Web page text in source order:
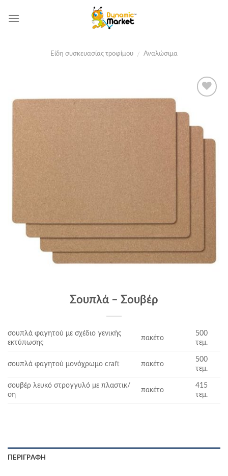
Είδη συσκευασίας τροφίμου / Αναλώσιμα
Add to
Σουπλά – Σουβέρ
σουπλά φαγητού με σχέδιο γενικής
εκτύπωσης
πακέτο
500
τεμ.
σουπλά φαγητού μονόχρωμο craft πακέτο
500
τεμ.
σουβέρ λευκό στρογγυλό με πλαστικ/
ση
πακέτο
415
τεμ.
ΠΕΡΙΓΡΑΦΉ